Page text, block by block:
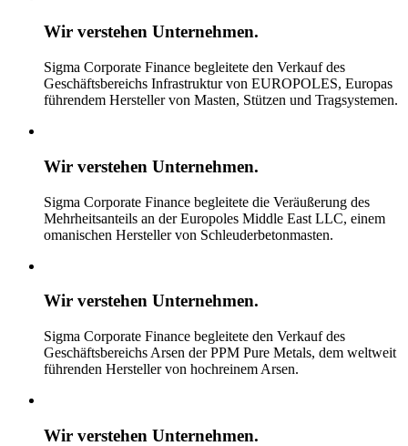
Wir verstehen Unternehmen.
Sigma Corporate Finance begleitete den Verkauf des
Geschäftsbereichs Infrastruktur von EUROPOLES, Europas
führendem Hersteller von Masten, Stützen und Tragsystemen.
Wir verstehen Unternehmen.
Sigma Corporate Finance begleitete die Veräußerung des
Mehrheitsanteils an der Europoles Middle East LLC, einem
omanischen Hersteller von Schleuderbetonmasten.
Wir verstehen Unternehmen.
Sigma Corporate Finance begleitete den Verkauf des
Geschäftsbereichs Arsen der PPM Pure Metals, dem weltweit
führenden Hersteller von hochreinem Arsen.
Wir verstehen Unternehmen.